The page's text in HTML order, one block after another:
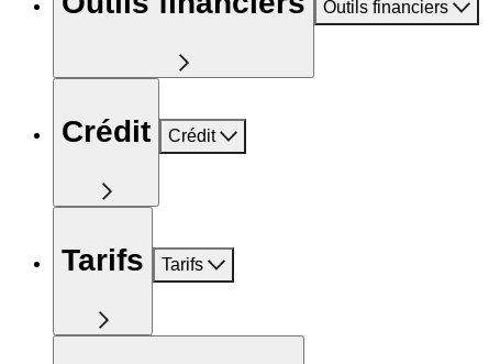
Outils financiers
Crédit Crédit
Tarifs Tarifs